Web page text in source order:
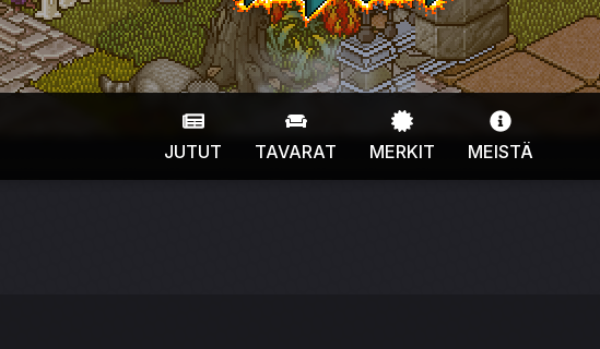
JUTUT
TAVARAT MERKIT MEISTÄ